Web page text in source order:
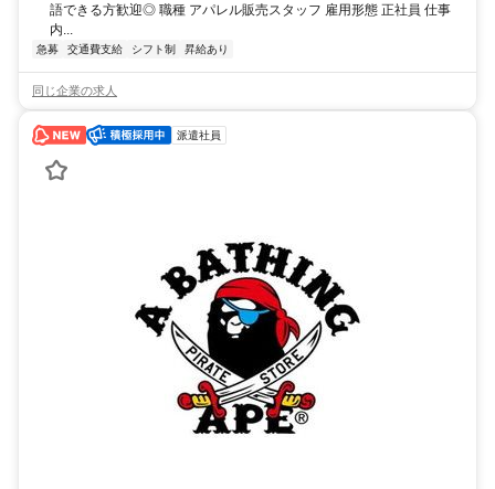
語できる方歓迎◎ 職種 アパレル販売スタッフ 雇用形態 正社員 仕事
内...
急募 交通費支給 シフト制 昇給あり
同じ企業の求人
派遣社員